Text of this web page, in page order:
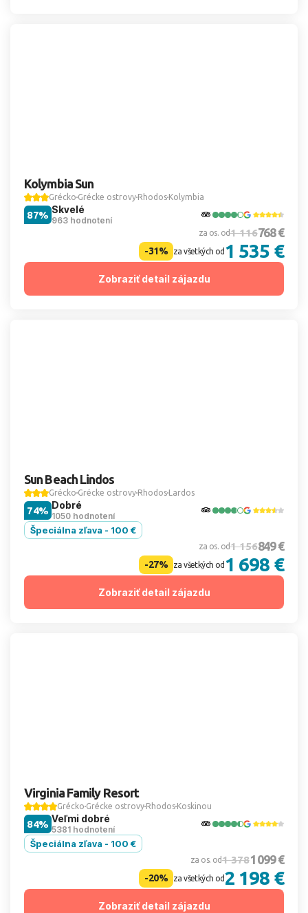
Kolymbia Sun
Grécko Grécke ostrovy Rhodos Kolymbia
Skvelé
963 hodnotení
87%
za os. od1 116768 €
-31% za všetkých od 1 535 €
Zobraziť detail zájazdu
Sun Beach Lindos
Grécko Grécke ostrovy Rhodos Lardos
Dobré
1050 hodnotení
74%
Špeciálna zľava - 100 €
za os. od1 156849 €
-27% za všetkých od 1 698 €
Zobraziť detail zájazdu
Virginia Family Resort
Grécko Grécke ostrovy Rhodos Koskinou
Veľmi dobré
5381 hodnotení
84%
Špeciálna zľava - 100 €
za os. od1 3781 099 €
-20% za všetkých od2 198 €
Zobraziť detail zájazdu